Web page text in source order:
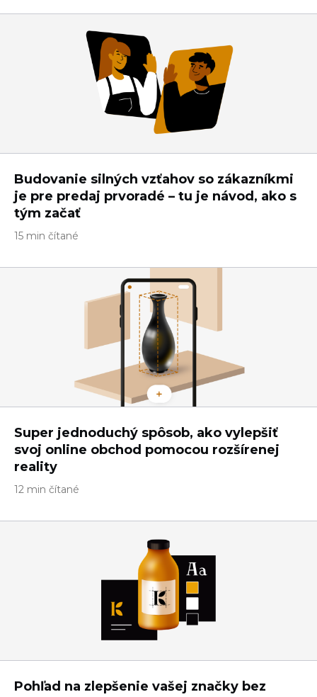
Budovanie silných vzťahov so zákazníkmi
je pre predaj prvoradé – tu je návod, ako s
tým začať
15 min čítané
Super jednoduchý spôsob, ako vylepšiť
svoj online obchod pomocou rozšírenej
reality
12 min čítané
Pohľad na zlepšenie vašej značky bez